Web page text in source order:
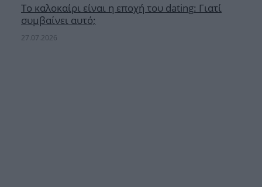
Το καλοκαίρι είναι η εποχή του dating: Γιατί
συμβαίνει αυτό;
27.07.2026